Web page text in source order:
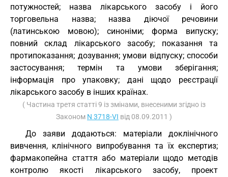
потужностей; назва лікарського засобу і його
торговельна назва; назва діючої речовини
(латинською мовою); синоніми; форма випуску;
повний склад лікарського засобу; показання та
протипоказання; дозування; умови відпуску; способи
застосування; термін та умови зберігання;
інформація про упаковку; дані щодо реєстрації
лікарського засобу в інших країнах.
( Частина третя статті 9 із змінами, внесеними згідно із
Законом N 3718-VI від 08.09.2011 )
До заяви додаються: матеріали доклінічного
вивчення, клінічного випробування та їх експертиз;
фармакопейна стаття або матеріали щодо методів
контролю якості лікарського засобу, проект